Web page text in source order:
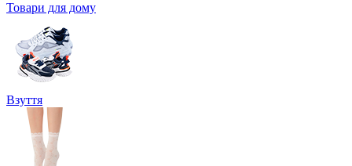
Товари для дому
Взуття